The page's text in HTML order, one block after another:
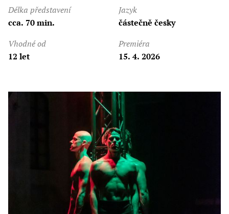
Délka představení
cca. 70 min.
Vhodné od
12 let
Jazyk
částečně česky
Premiéra
15. 4. 2026